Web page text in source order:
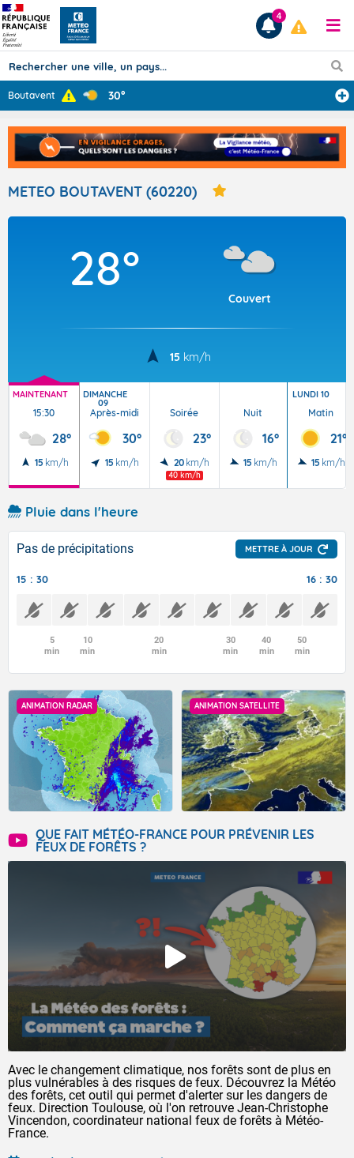
Prévisions
TOUS LES RÉSULTATS
Articles
4
Boutavent 30°
METEO BOUTAVENT (60220)
28°
Couvert
15 km/h
MAINTENANT
15:30
28°
15 km/h
DIMANCHE
09
Après-midi
30°
15 km/h
Soirée
23°
20 km/h
40 km/h
Nuit
16°
15 km/h
LUNDI 10
Matin
21°
15 km/h
Pluie dans l'heure
Pas de précipitations METTRE À JOUR
15 : 30 16 : 30
5
min
10
min
20
min
30
min
40
min
50
min
ANIMATION RADAR ANIMATION SATELLITE
QUE FAIT MÉTÉO-FRANCE POUR PRÉVENIR LES
FEUX DE FORÊTS ?
Avec le changement climatique, nos forêts sont de plus en
plus vulnérables à des risques de feux. Découvrez la Météo
des forêts, cet outil qui permet d'alerter sur les dangers de
feux. Direction Toulouse, où l'on retrouve Jean-Christophe
Vincendon, coordinateur national feux de forêts à Météo-
France.